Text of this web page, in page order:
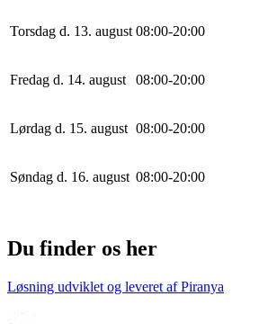
Torsdag d. 13. august 08:00-20:00
Fredag d. 14. august 08:00-20:00
Lørdag d. 15. august 08:00-20:00
Søndag d. 16. august 08:00-20:00
Du finder os her
Løsning udviklet og leveret afPiranya